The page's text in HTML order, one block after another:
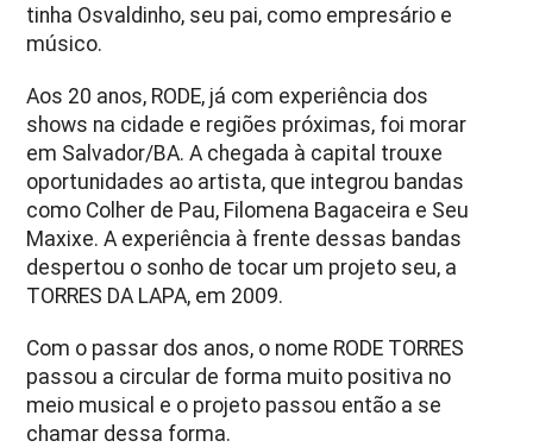
tinha Osvaldinho, seu pai, como empresário e
músico.
Aos 20 anos, RODE, já com experiência dos
shows na cidade e regiões próximas, foi morar
em Salvador/BA. A chegada à capital trouxe
oportunidades ao artista, que integrou bandas
como Colher de Pau, Filomena Bagaceira e Seu
Maxixe. A experiência à frente dessas bandas
despertou o sonho de tocar um projeto seu, a
TORRES DA LAPA, em 2009.
Com o passar dos anos, o nome RODE TORRES
passou a circular de forma muito positiva no
meio musical e o projeto passou então a se
chamar dessa forma.